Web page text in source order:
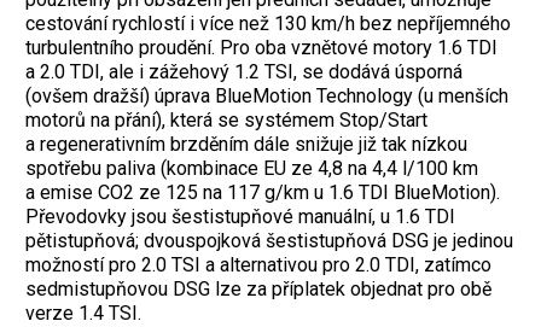
cestování rychlostí i více než 130 km/h bez nepříjemného
turbulentního proudění. Pro oba vznětové motory 1.6 TDI
a 2.0 TDI, ale i zážehový 1.2 TSI, se dodává úsporná
(ovšem dražší) úprava BlueMotion Technology (u menších
motorů na přání), která se systémem Stop/Start
a regenerativním brzděním dále snižuje již tak nízkou
spotřebu paliva (kombinace EU ze 4,8 na 4,4 l/100 km
a emise CO2 ze 125 na 117 g/km u 1.6 TDI BlueMotion).
Převodovky jsou šestistupňové manuální, u 1.6 TDI
pětistupňová; dvouspojková šestistupňová DSG je jedinou
možností pro 2.0 TSI a alternativou pro 2.0 TDI, zatímco
sedmistupňovou DSG lze za příplatek objednat pro obě
verze 1.4 TSI.